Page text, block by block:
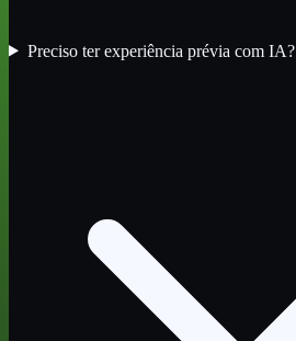
Preciso ter experiência prévia com IA?